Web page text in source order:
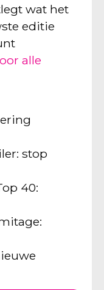
wat het
editie
alle
stop
40: